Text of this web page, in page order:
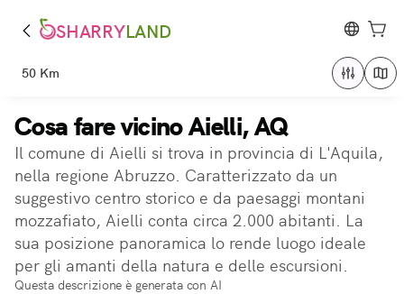
SHARRYLAND
50 Km
Cosa fare vicino Aielli, AQ
Il comune di Aielli si trova in provincia di L'Aquila,
nella regione Abruzzo. Caratterizzato da un
suggestivo centro storico e da paesaggi montani
mozzafiato, Aielli conta circa 2.000 abitanti. La
sua posizione panoramica lo rende luogo ideale
per gli amanti della natura e delle escursioni.
Questa descrizione è generata con AI